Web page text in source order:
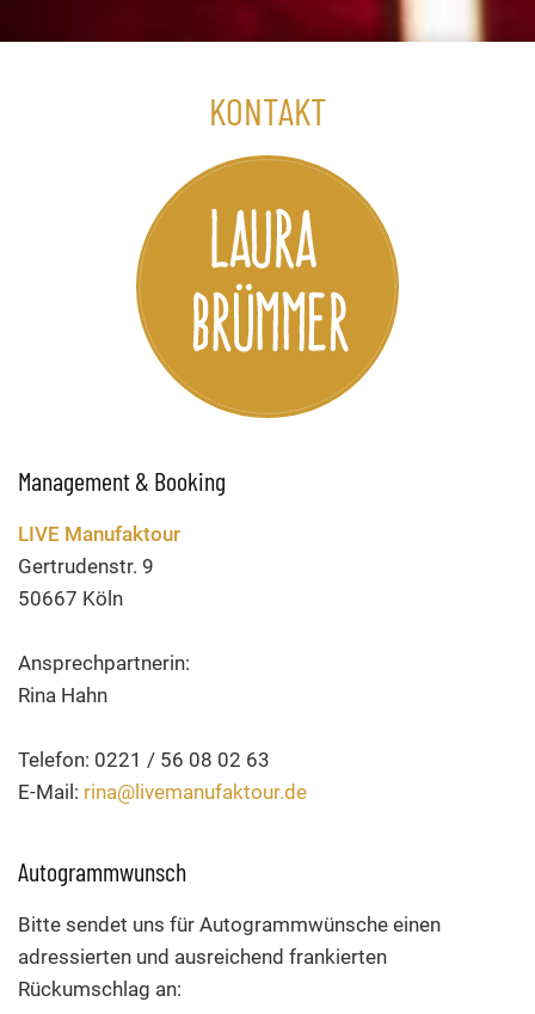
KONTAKT
Management & Booking
LIVE Manufaktour
Gertrudenstr. 9
50667 Köln
Ansprechpartnerin:
Rina Hahn
Telefon: 0221 / 56 08 02 63
E-Mail: rina@livemanufaktour.de
Autogrammwunsch
Bitte sendet uns für Autogrammwünsche einen
adressierten und ausreichend frankierten
Rückumschlag an: